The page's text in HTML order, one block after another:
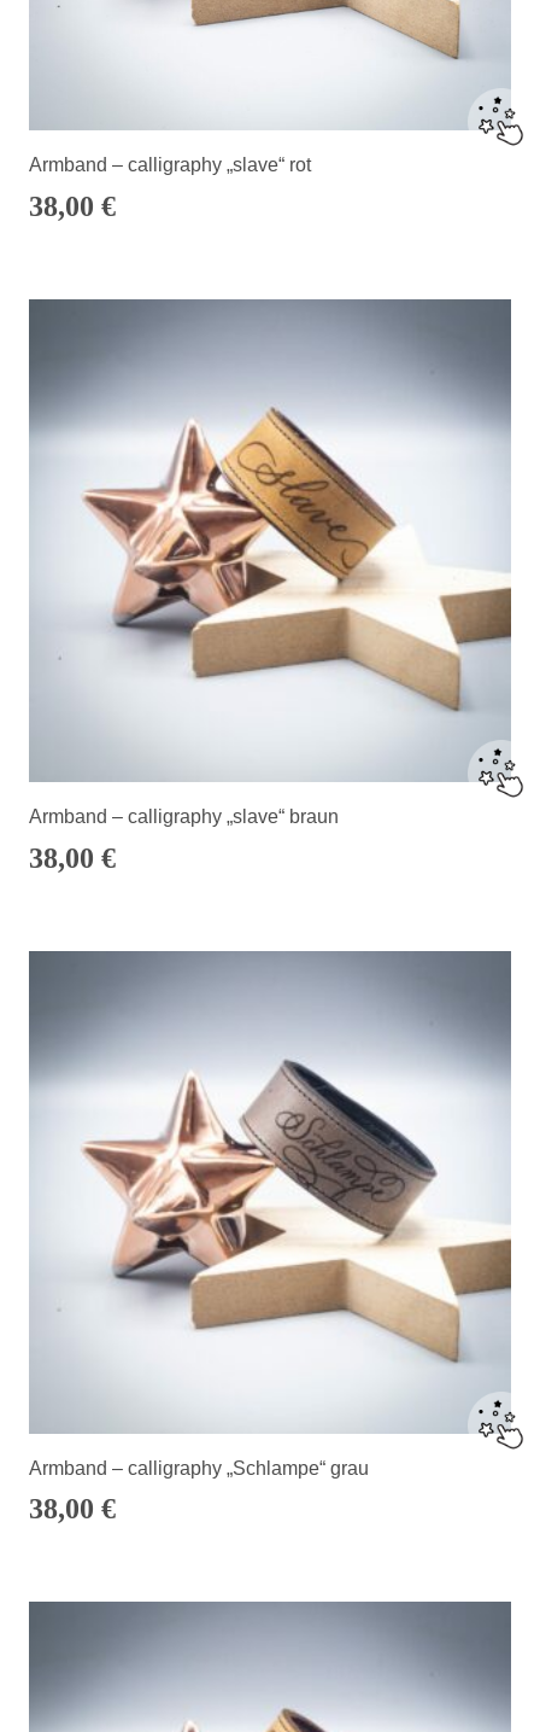
Armband – calligraphy „slave“ rot
38,00 €
Armband – calligraphy „slave“ braun
38,00 €
Armband – calligraphy „Schlampe“ grau
38,00 €